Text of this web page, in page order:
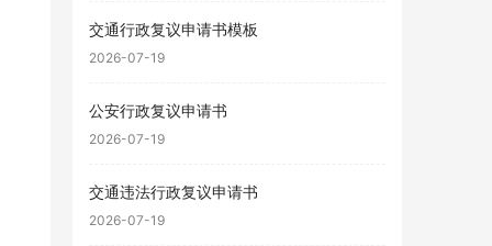
交通行政复议申请书模板
2026-07-19
公安行政复议申请书
2026-07-19
交通违法行政复议申请书
2026-07-19